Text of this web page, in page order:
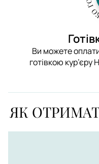
Ви можете
готівкою кур’єру
ЯК